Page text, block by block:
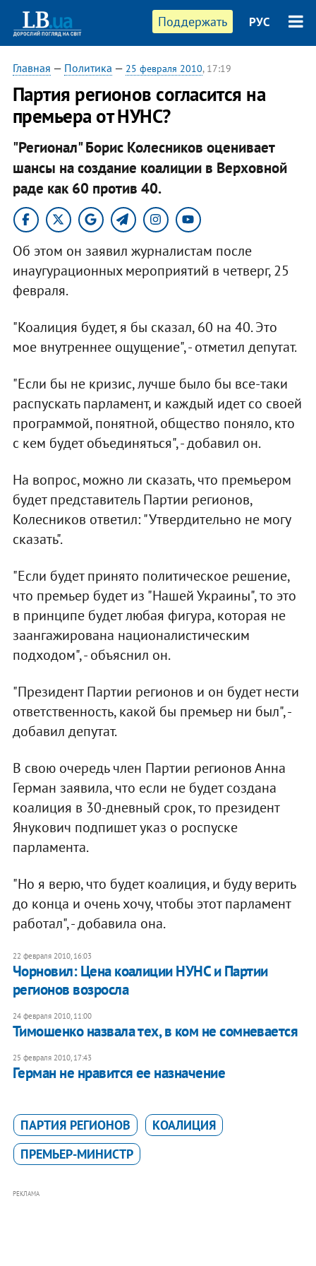
Поддержать РУС
Главная — Политика — 25 февраля 2010, 17:19
Партия регионов согласится на
премьера от НУНС?
"Регионал" Борис Колесников оценивает
шансы на создание коалиции в Верховной
раде как 60 против 40.
Об этом он заявил журналистам после
инаугурационных мероприятий в четверг, 25
февраля.
"Коалиция будет, я бы сказал, 60 на 40. Это
мое внутреннее ощущение", - отметил депутат.
"Если бы не кризис, лучше было бы все-таки
распускать парламент, и каждый идет со своей
программой, понятной, общество поняло, кто
с кем будет объединяться", - добавил он.
На вопрос, можно ли сказать, что премьером
будет представитель Партии регионов,
Колесников ответил: "Утвердительно не могу
сказать".
"Если будет принято политическое решение,
что премьер будет из "Нашей Украины", то это
в принципе будет любая фигура, которая не
заангажирована националистическим
подходом", - объяснил он.
"Президент Партии регионов и он будет нести
ответственность, какой бы премьер ни был", -
добавил депутат.
В свою очередь член Партии регионов Анна
Герман заявила, что если не будет создана
коалиция в 30-дневный срок, то президент
Янукович подпишет указ о роспуске
парламента.
"Но я верю, что будет коалиция, и буду верить
до конца и очень хочу, чтобы этот парламент
работал", - добавила она.
22 февраля 2010, 16:03
Чорновил: Цена коалиции НУНС и Партии
регионов возросла
24 февраля 2010, 11:00
Тимошенко назвала тех, в ком не сомневается
25 февраля 2010, 17:43
Герман не нравится ее назначение
ПАРТИЯ РЕГИОНОВ
КОАЛИЦИЯ
ПРЕМЬЕР-МИНИСТР
РЕКЛАМА